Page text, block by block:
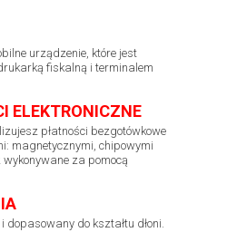
urządzenie, które jest
fiskalną i terminalem
ELEKTRONICZNE
płatności bezgotówkowe
magnetycznymi, chipowymi
za pomocą
dopasowany do kształtu dłoni.